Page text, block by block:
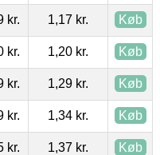
kr. 1,17 kr. Køb
kr. 1,20 kr. Køb
kr. 1,29 kr. Køb
kr. 1,34 kr. Køb
kr. 1,37 kr. Køb